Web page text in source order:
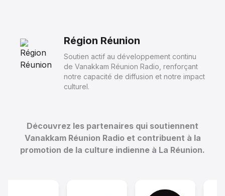
Région Réunion
Soutien actif au développement continu
de Vanakkam Réunion Radio, renforçant
notre capacité de diffusion et notre impact
culturel.
Découvrez les partenaires qui soutiennent
Vanakkam Réunion Radio et contribuent à la
promotion de la culture indienne à La Réunion.